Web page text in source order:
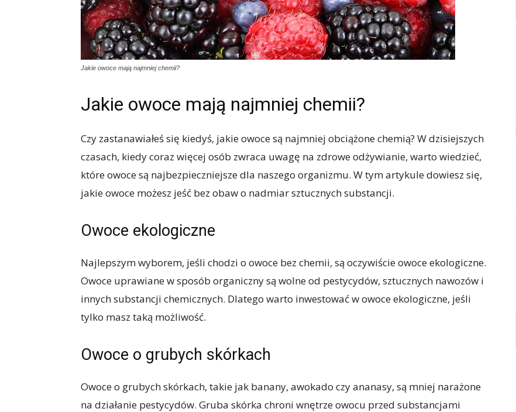
Jakie owoce mają najmniej chemii?
Jakie owoce mają najmniej chemii?
Czy zastanawiałeś się kiedyś, jakie owoce są najmniej obciążone chemią? W dzisiejszych
czasach, kiedy coraz więcej osób zwraca uwagę na zdrowe odżywianie, warto wiedzieć,
które owoce są najbezpieczniejsze dla naszego organizmu. W tym artykule dowiesz się,
jakie owoce możesz jeść bez obaw o nadmiar sztucznych substancji.
Owoce ekologiczne
Najlepszym wyborem, jeśli chodzi o owoce bez chemii, są oczywiście owoce ekologiczne.
Owoce uprawiane w sposób organiczny są wolne od pestycydów, sztucznych nawozów i
innych substancji chemicznych. Dlatego warto inwestować w owoce ekologiczne, jeśli
tylko masz taką możliwość.
Owoce o grubych skórkach
Owoce o grubych skórkach, takie jak banany, awokado czy ananasy, są mniej narażone
na działanie pestycydów. Gruba skórka chroni wnętrze owocu przed substancjami